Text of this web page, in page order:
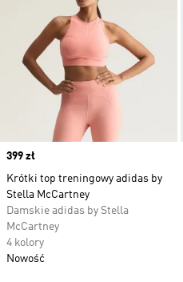
Price
399 zł
Krótki top treningowy adidas by
Stella McCartney
Damskie adidas by Stella
McCartney
4 kolory
Nowość